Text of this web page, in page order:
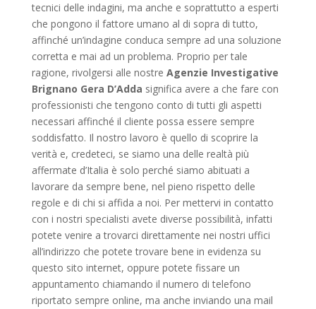
tecnici delle indagini, ma anche e soprattutto a esperti
che pongono il fattore umano al di sopra di tutto,
affinché un’indagine conduca sempre ad una soluzione
corretta e mai ad un problema. Proprio per tale
ragione, rivolgersi alle nostre Agenzie Investigative
Brignano Gera D’Adda significa avere a che fare con
professionisti che tengono conto di tutti gli aspetti
necessari affinché il cliente possa essere sempre
soddisfatto. Il nostro lavoro è quello di scoprire la
verità e, credeteci, se siamo una delle realtà più
affermate d’Italia è solo perché siamo abituati a
lavorare da sempre bene, nel pieno rispetto delle
regole e di chi si affida a noi. Per mettervi in contatto
con i nostri specialisti avete diverse possibilità, infatti
potete venire a trovarci direttamente nei nostri uffici
all’indirizzo che potete trovare bene in evidenza su
questo sito internet, oppure potete fissare un
appuntamento chiamando il numero di telefono
riportato sempre online, ma anche inviando una mail